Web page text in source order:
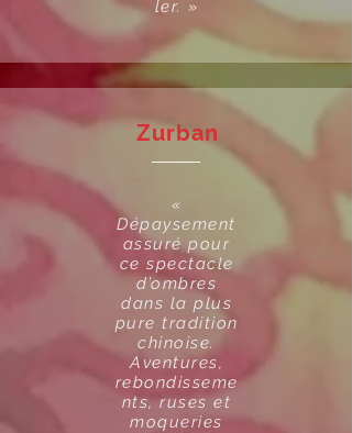
ler. »
Zurban
«
Dépaysement
assuré pour
ce spectacle
d’ombres
dans la plus
pure tradition
chinoise.
Aventures,
rebondisseme
nts, ruses et
moqueries